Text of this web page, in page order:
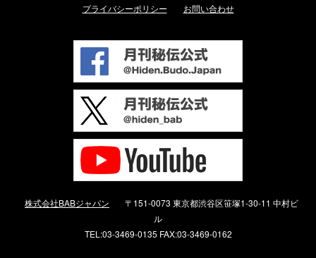
プライバシーポリシー
お問い合わせ
株式会社BABジャパン
〒151-0073 東京都渋谷区笹塚1-30-11 中村ビ
ル
TEL:03-3469-0135 FAX:03-3469-0162